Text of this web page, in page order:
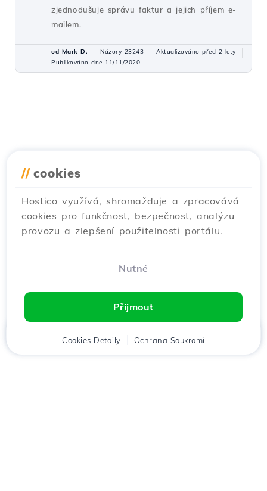
zjednodušuje správu faktur a jejich příjem e-
mailem.
od Mark D. Názory 23243
Aktualizováno před 2 lety
Publikováno dne 11/11/2020
// cookies
Hostico využívá, shromažďuje a zpracovává
cookies pro funkčnost, bezpečnost, analýzu
provozu a zlepšení použitelnosti portálu.
Nutné
Přijmout
Cookies Detaily Ochrana Soukromí
Klient Košík Chat